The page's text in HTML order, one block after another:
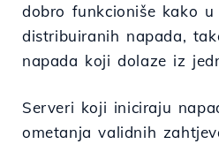
dobro funkcioniše kako u
distribuiranih napada,
napada koji dolaze iz
Serveri koji iniciraju
ometanja validnih